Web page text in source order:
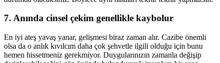
7. Anında cinsel çekim genellikle kaybolur
En iyi ateş yavaş yanar, gelişmesi biraz zaman alır. Cazibe önemli
olsa da o anlık kıvılcım daha çok şehvetle ilgili olduğu için bunu
hemen hissetmeniz gerekmiyor. Duygularınızın zamanla değişip